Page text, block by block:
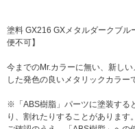
塗料 GX216 GXメタルダークブル
便不可】
今までのMr.カラーに無い、新し
した発色の良いメタリックカラー
※「ABS樹脂」パーツに塗装する
り、割れたりすることがあります